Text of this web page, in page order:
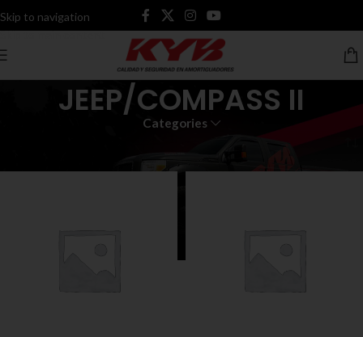
Skip to navigation
Skip to main content
JEEP/COMPASS II
Categories